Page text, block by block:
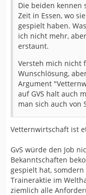
Die beiden kennen
Zeit in Essen, wo
gespielt haben.
ich nicht mehr,
erstaunt.
Versteh mich nicht
Wunschlösung,
Argument
auf GVS halt auch
man sich auch von
Vetternwirtschaft ist
GvS würde den Job
Bekanntschaften
gespielt hat,
Traineraktie im
ziemlich alle